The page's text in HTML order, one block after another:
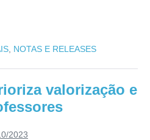
NOTAS E RELEASES
valorização e
2023